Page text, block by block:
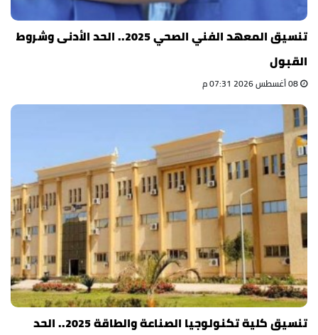
تنسيق المعهد الفني الصحي 2025.. الحد الأدنى وشروط
القبول
تنسيق كلية تكنولوجيا الصناعة والطاقة 2025.. الحد